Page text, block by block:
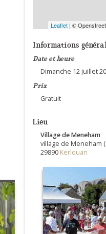
Leaflet| ©
Informations
Date et heure
Dimanche 12 juillet
Prix
Gratuit
Lieu
Village de Meneham
village de Meneham
29890 Kerlouan